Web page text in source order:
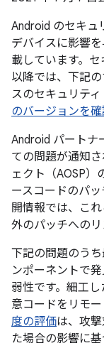
Android のセキュ
デバイスに影響
載しています。
以降では、下記
スのセキュリティ
のバージョンを
Android パートナ
ての問題が通知
ェクト（AOSP）
ースコードのパ
開情報では、こ
外のパッチへのリ
下記の問題のう
ンポーネントで
弱性です。細工
意コードをリモー
度の評価は、攻
た場合の影響に